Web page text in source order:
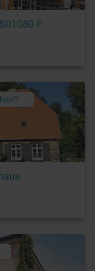
Foto: © booking.com
F
Foto: © booking.com